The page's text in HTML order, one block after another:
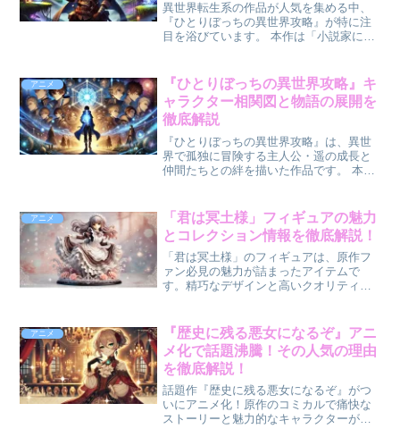
異世界転生系の作品が人気を集める中、
『ひとりぼっちの異世界攻略』が特に注
目を浴びています。 本作は「小説家にな
この作品が多くのファンに支持されてい
るのか、人気の理由を...
アニメ
『ひとりぼっちの異世界攻略』キ
ャラクター相関図と物語の展開を
徹底解説
『ひとりぼっちの異世界攻略』は、異世
界で孤独に冒険する主人公・遥の成長と
仲間たちとの絆を描いた作品です。 本記
します。この記事を読むとわかること
『ひとりぼっちの異世界...
アニメ
「君は冥土様」フィギュアの魅力
とコレクション情報を徹底解説！
「君は冥土様」のフィギュアは、原作フ
ァン必見の魅力が詰まったアイテムで
す。精巧なデザインと高いクオリティ
力や購入方法、コレクション情報につい
て詳しく解説します！この記事...
アニメ
『歴史に残る悪女になるぞ』アニ
メ化で話題沸騰！その人気の理由
を徹底解説！
話題作『歴史に残る悪女になるぞ』がつ
いにアニメ化！原作のコミカルで痛快な
ストーリーと魅力的なキャラクターが、